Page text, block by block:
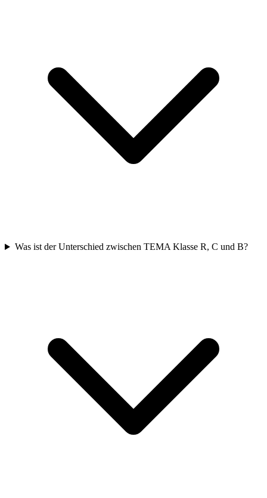
Was ist der Unterschied zwischen TEMA Klasse R, C und B?